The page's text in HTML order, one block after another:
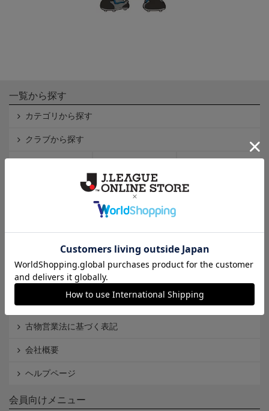
一覧から探す
カテゴリから探す
クラブから探す
インフォメーション
Ｊリーグオンラインストアとは
利用規約
Cookieポリシー
特定商取引法に基づく表記
古物営業法に基づく表記
会社概要
ヘルプページ
会員向けメニュー